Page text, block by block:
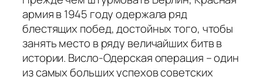
армия в 1945 году одержала ряд
блестящих побед, достойных того, чтобы
занять место в ряду величайших битв в
истории. Висло-Одерская операция – один
из самых больших успехов советских